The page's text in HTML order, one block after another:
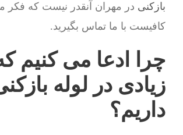
بازکنی در مهران آنقدر نیست که فکر
کافیست با ما تماس بگیرید.
چرا ادعا می کنیم
زیادی در لوله
داریم؟